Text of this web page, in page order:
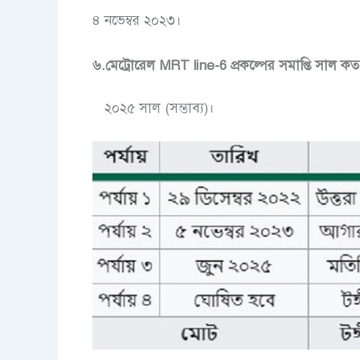
৪ নভেম্বর ২০২৩।
৬.মেট্রোরেল MRT line-6 প্রকল্পের সমাপ্তি সাল
২০২৫ সাল (সম্ভাব্য)।